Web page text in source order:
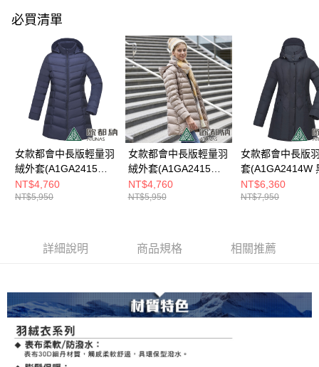
【注意事項】
1.本服務係由「台灣大哥大股份有限公司」（以下簡稱本公司）所提供，讓
用戶於交易時，得透過本服務購買商品或服務，並由商店將買賣／分期付款
買賣價金債權讓與本公司後，依約使用本公司帳單繳交帳款。
2.基於同意付款使用「大哥付你分期」之契約關係目的，商店將以您的個人
資料（包含姓名、電話或地址）提供予台灣大哥大進項蒐集、處理及利用，
由本公司與您本人進行分期帳單所需資料之確認、核對及更正。
3.完整用戶服務條款，請詳閱以下連結：https://oppay.tw/userRule
每筆NT$80，滿NT$790(含以上)免運費
宅配貨到付款
每筆NT$130，滿NT$2,000(含以上)免運費
必買清單
女款都會中長版輕量羽
絨外套(A1GA2415W
深藍/輕羽絨/保暖/抗潑
水)
NT$4,760
NT$5,950
女款都會中長版輕量羽
絨外套(A1GA2415W
摩卡棕/輕羽絨/保暖/抗
潑水)
NT$4,760
NT$5,950
女款都會中長版
套(A1GA2414W
暖/抗潑水)
NT$6,360
NT$7,950
詳細說明 商品規格 相關推薦